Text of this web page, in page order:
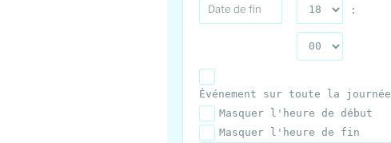
:
Événement sur toute la journée
Masquer l'heure de début
Masquer l'heure de fin